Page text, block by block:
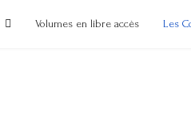
Volumes en libre accès Les